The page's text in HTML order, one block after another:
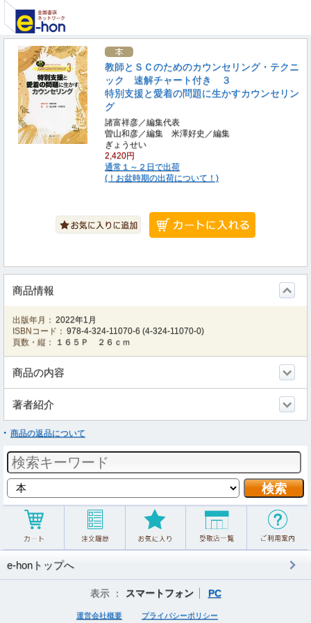
教師とＳＣのためのカウンセリング・テクニ
ック 速解チャート付き ３
特別支援と愛着の問題に生かすカウンセリン
グ
諸富祥彦／編集代表
曽山和彦／編集 米澤好史／編集
ぎょうせい
2,420円
通常１～２日で出荷
(！お盆時期の出荷について！)
商品情報
出版年月： 2022年1月
ISBNコード： 978-4-324-11070-6 (4-324-11070-0)
頁数・縦：
１６５Ｐ ２６ｃｍ
商品の内容
著者紹介
商品の返品について
e-honトップへ
表示 ： スマートフォン PC
運営会社概要 プライバシーポリシー